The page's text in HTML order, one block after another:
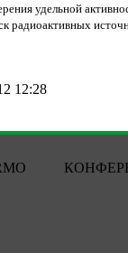
удельной
радиоактивных
12:28